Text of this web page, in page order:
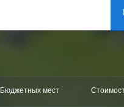
Бюджетных мест